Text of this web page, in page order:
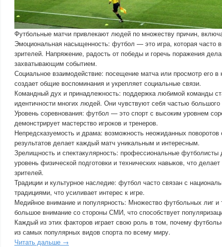
Футбольные матчи привлекают людей по множеству причин,
Эмоциональная насыщенность: футбол — это игра, которая часто
зрителей. Напряжение, радость от победы и горечь поражения
захватывающим событием.
Социальное взаимодействие: посещение матча или просмотр его в
создает общие воспоминания и укрепляет социальные связи.
Командный дух и принадлежность: поддержка любимой команды
идентичности многих людей. Они чувствуют себя частью
Уровень соревнования: футбол — это спорт с высоким уровнем
демонстрирует мастерство игроков и тренеров.
Непредсказуемость и драма: возможность неожиданных
результатов делает каждый матч уникальным и интересным.
Зрелищность и спектакулярность: профессиональные футболисты
уровень физической подготовки и технических навыков, что
зрителей.
Традиции и культурное наследие: футбол часто связан с
традициями, что усиливает интерес к игре.
Медийное внимание и популярность: Множество футбольных лиг и
большое внимание со стороны СМИ, что способствует
Каждый из этих факторов играет свою роль в том, почему
из самых популярных видов спорта по всему миру.
Читать дальше →